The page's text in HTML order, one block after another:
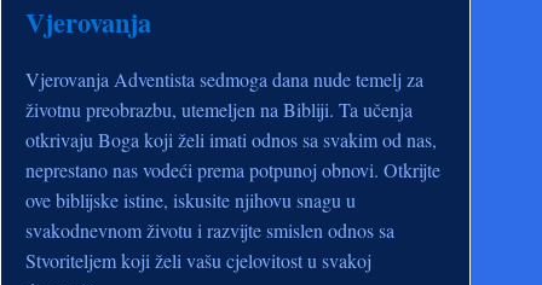
Vjerovanja
Vjerovanja Adventista sedmoga dana nude temelj za
životnu preobrazbu, utemeljen na Bibliji. Ta učenja
otkrivaju Boga koji želi imati odnos sa svakim od nas,
neprestano nas vodeći prema potpunoj obnovi. Otkrijte
ove biblijske istine, iskusite njihovu snagu u
svakodnevnom životu i razvijte smislen odnos sa
Stvoriteljem koji želi vašu cjelovitost u svakoj